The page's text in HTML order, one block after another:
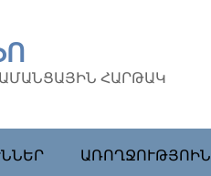
ՀԱՐԹԱԿ
ԱՌՈՂՋՈՒԹՅՈԻՆ